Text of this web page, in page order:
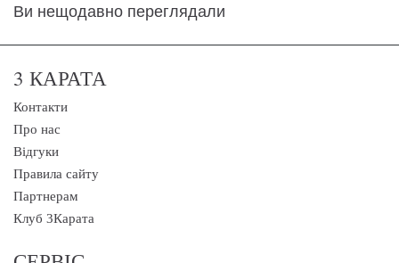
Ви нещодавно переглядали
3 КАРАТА
Контакти
Про нас
Відгуки
Правила сайту
Партнерам
Клуб 3Карата